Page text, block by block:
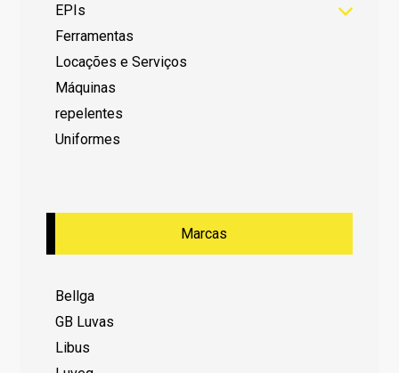
EPIs
Ferramentas
Locações e Serviços
Máquinas
repelentes
Uniformes
Marcas
Bellga
GB Luvas
Libus